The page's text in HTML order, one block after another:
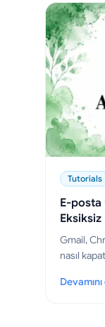
Tutorials
E-posta
Eksiksiz
Gmail,
nasıl
ipuçları.
: E-posta